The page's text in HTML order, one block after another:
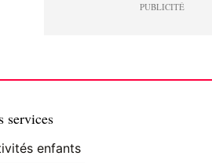
services
enfants